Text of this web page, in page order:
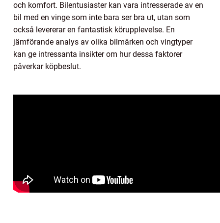
och komfort. Bilentusiaster kan vara intresserade av en
bil med en vinge som inte bara ser bra ut, utan som
också levererar en fantastisk körupplevelse. En
jämförande analys av olika bilmärken och vingtyper
kan ge intressanta insikter om hur dessa faktorer
påverkar köpbeslut.